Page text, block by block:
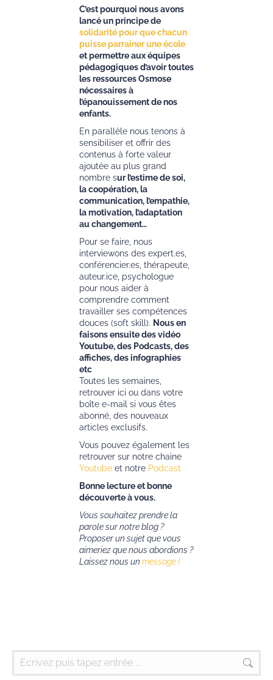
C’est pourquoi nous avons
lancé un principe de
solidarité pour que chacun
puisse parrainer une école
et permettre aux équipes
pédagogiques d’avoir toutes
les ressources Osmose
nécessaires à
l’épanouissement de nos
enfants.
En parallèle nous tenons à
sensibiliser et offrir des
contenus à forte valeur
ajoutée au plus grand
nombre sur l’estime de soi,
la coopération, la
communication, l’empathie,
la motivation, l’adaptation
au changement…
Pour se faire, nous
interviewons des expert.es,
conférencier.es, thérapeute,
auteur.ice, psychologue
pour nous aider à
comprendre comment
travailler ses compétences
douces (soft skill). Nous en
faisons ensuite des vidéo
Youtube, des Podcasts, des
affiches, des infographies
etc
Toutes les semaines,
retrouver ici ou dans votre
boîte e-mail si vous êtes
abonné, des nouveaux
articles exclusifs.
Vous pouvez également les
retrouver sur notre chaine
Youtube et notre Podcast
Bonne lecture et bonne
découverte à vous.
Vous souhaitez prendre la
parole sur notre blog ?
Proposer un sujet que vous
aimeriez que nous abordions ?
Laissez nous un message !